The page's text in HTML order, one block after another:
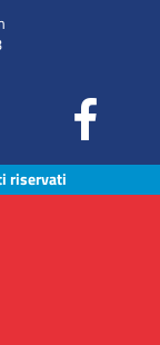
riservati